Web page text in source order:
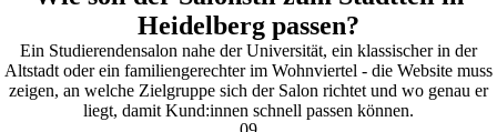
Heidelberg passen?
Ein Studierendensalon nahe der Universität, ein klassischer in der
Altstadt oder ein familiengerechter im Wohnviertel - die Website muss
zeigen, an welche Zielgruppe sich der Salon richtet und wo genau er
liegt, damit Kund:innen schnell passen können.